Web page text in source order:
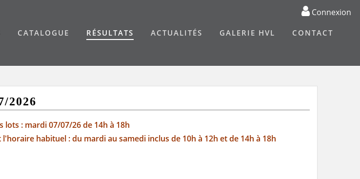
CATALOGUE RÉSULTATS ACTUALITÉS GALERIE HVL CONTACT
Connexion
2026
lots : mardi 07/07/26 de 14h à 18h
habituel : du mardi au samedi inclus de 10h à 12h et de 14h à 18h